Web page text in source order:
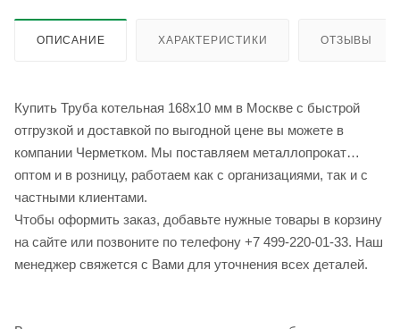
ОПИСАНИЕ ХАРАКТЕРИСТИКИ ОТЗЫВЫ
Купить Труба котельная 168x10 мм в Москве с быстрой
отгрузкой и доставкой по выгодной цене вы можете в
компании Черметком. Мы поставляем металлопрокат
оптом и в розницу, работаем как с организациями, так и с
частными клиентами.
Чтобы оформить заказ, добавьте нужные товары в корзину
на сайте или позвоните по телефону +7 499-220-01-33. Наш
менеджер свяжется с Вами для уточнения всех деталей.